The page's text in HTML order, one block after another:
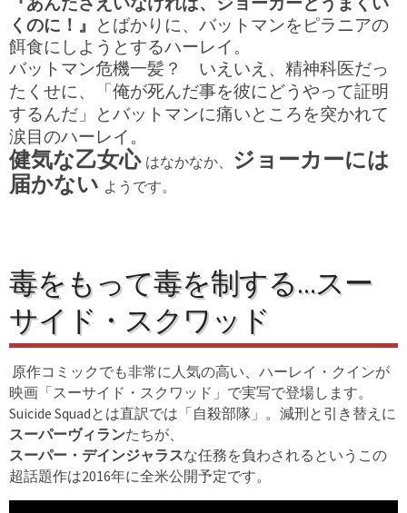
くのに！』
とばかりに、バットマンをピラニアの
餌食にしようとするハーレイ。
バットマン危機一髪？ いえいえ、精神科医だっ
たくせに、「俺が死んだ事を彼にどうやって証明
するんだ」とバットマンに痛いところを突かれて
涙目のハーレイ。
健気な乙女心 はなかなか、 ジョーカーには
届かない ようです。
毒をもって毒を制する…スー
サイド・スクワッド
原作コミックでも非常に人気の高い、ハーレイ・クインが
映画「スーサイド・スクワッド」で実写で登場します。
Suicide Squadとは直訳では「自殺部隊」。減刑と引き替えに
スーパーヴィランたちが、
スーパー・デインジャラスな任務を負わされるというこの
超話題作は2016年に全米公開予定です。